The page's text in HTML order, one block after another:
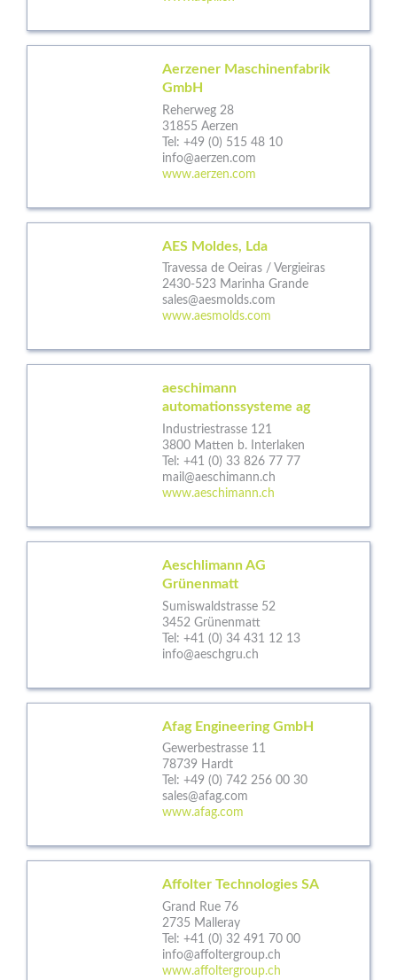
Aerzener Maschinenfabrik
GmbH
Reherweg 28
31855 Aerzen
Tel: +49 (0) 515 48 10
info@aerzen.com
www.aerzen.com
AES Moldes, Lda
Travessa de Oeiras / Vergieiras
2430-523 Marinha Grande
sales@aesmolds.com
www.aesmolds.com
aeschimann
automationssysteme ag
Industriestrasse 121
3800 Matten b. Interlaken
Tel: +41 (0) 33 826 77 77
mail@aeschimann.ch
www.aeschimann.ch
Aeschlimann AG
Grünenmatt
Sumiswaldstrasse 52
3452 Grünenmatt
Tel: +41 (0) 34 431 12 13
info@aeschgru.ch
Afag Engineering GmbH
Gewerbestrasse 11
78739 Hardt
Tel: +49 (0) 742 256 00 30
sales@afag.com
www.afag.com
Affolter Technologies SA
Grand Rue 76
2735 Malleray
Tel: +41 (0) 32 491 70 00
info@affoltergroup.ch
www.affoltergroup.ch